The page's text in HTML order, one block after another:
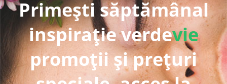
Primești săptămânal
inspirație verdevie
promoții și prețuri